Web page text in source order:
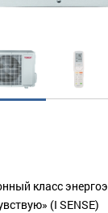
класс
(I SENSE)